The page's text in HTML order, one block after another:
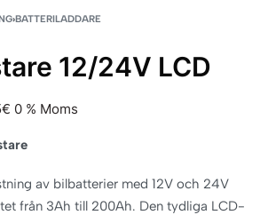
›BATTERILADDARE
12/24V LCD
€ 0 % Moms
av bilbatterier med 12V och 24V
från 3Ah till 200Ah. Den tydliga LCD-